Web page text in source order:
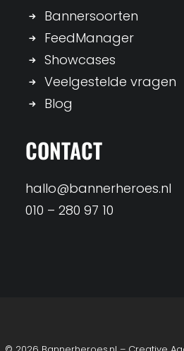
Bannersoorten
FeedManager
Showcases
Veelgestelde vragen
Blog
CONTACT
hallo@bannerheroes.nl
010 – 280 97 10